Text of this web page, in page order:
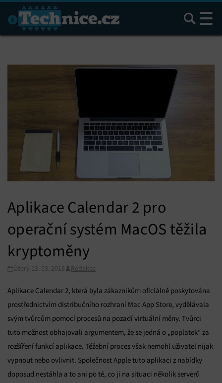
Hledat
Aplikace Calendar 2 pro
operační systém MacOS těžila
kryptoměny
Úterý 13. 03. 2018 Redakce
Aplikace Calendar 2, která byla zákazníkům oficiálně poskytována
prostřednictvím distribučního rozhraní Mac App Store, vydělávala
svým tvůrcům pomocí procesů na pozadí virtuální měny. Tvůrci
tuto možnost obhajovali argumentem, že se jedná o „poplatek“ za
rozšíření funkcí aplikace. Těžební proces však nemohl uživatel nijak
vypnout nebo ovlivnit. Společnost Apple tuto aplikaci z nabídky
doposud nestáhla a to ani po té, co ji na situaci několik serverů